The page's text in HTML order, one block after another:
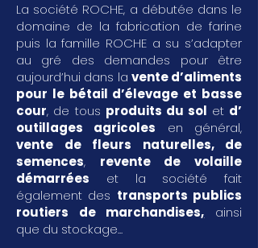
La société ROCHE, a débutée dans le
domaine de la fabrication de farine
puis la famille ROCHE a su s’adapter
au gré des demandes pour être
aujourd’hui dans la vente d’aliments
pour le bétail d’élevage et basse
cour, de tous produits du sol et d’
outillages agricoles en général,
vente de fleurs naturelles, de
semences, revente de volaille
démarrées et la société fait
également des transports publics
routiers de marchandises, ainsi
que du stockage...